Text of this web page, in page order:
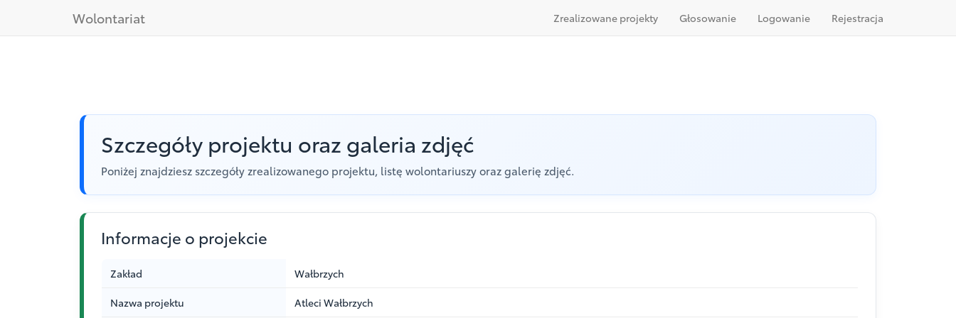
Wolontariat Zrealizowane projekty Głosowanie Logowanie Rejestracja
Szczegóły projektu oraz galeria zdjęć
Poniżej znajdziesz szczegóły zrealizowanego projektu, listę wolontariuszy oraz galerię zdjęć.
Informacje o projekcie
Zakład Wałbrzych
Nazwa projektu Atleci Wałbrzych